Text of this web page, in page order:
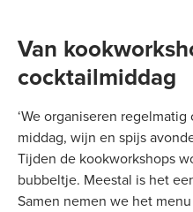
Van
cocktailmiddag
‘We organiseren
middag, wijn en spijs
Tijden de kookworkshops
bubbeltje. Meestal is het
Samen nemen we het